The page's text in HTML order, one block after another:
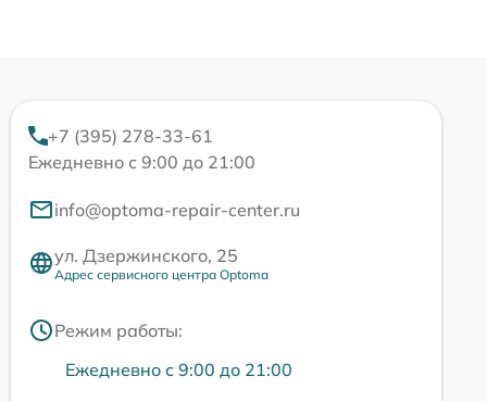
+7 (395) 278-33-61
Ежедневно с 9:00 до 21:00
info@optoma-repair-center.ru
ул. Дзержинского, 25
Адрес сервисного центра Optoma
Режим работы:
Ежедневно с 9:00 до 21:00